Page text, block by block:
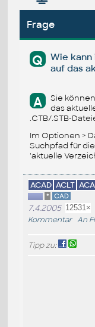
Frage
Q
Wie kann
auf das
A
Sie
das
.CTB/.STB-
Im Optionen >
Suchpfad für
'aktuelle
ACAD ACLT
* CAD
7.4.2005 12531×
Kommentar An
Tipp zu: